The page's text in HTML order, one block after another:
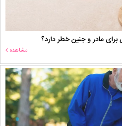
برای مادر و جنین خطر دارد؟
مشاهده